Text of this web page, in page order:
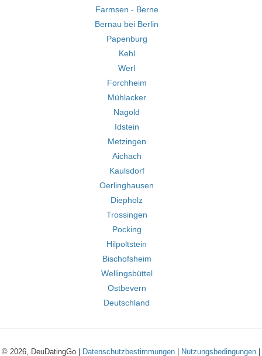
Farmsen - Berne
Bernau bei Berlin
Papenburg
Kehl
Werl
Forchheim
Mühlacker
Nagold
Idstein
Metzingen
Aichach
Kaulsdorf
Oerlinghausen
Diepholz
Trossingen
Pocking
Hilpoltstein
Bischofsheim
Wellingsbüttel
Ostbevern
Deutschland
© 2026, DeuDatingGo | Datenschutzbestimmungen Nutzungsbedingungen